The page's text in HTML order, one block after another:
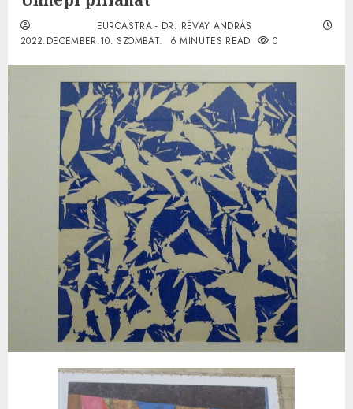
EUROASTRA - DR. RÉVAY ANDRÁS
2022.DECEMBER.10. SZOMBAT.
6 MINUTES READ 0